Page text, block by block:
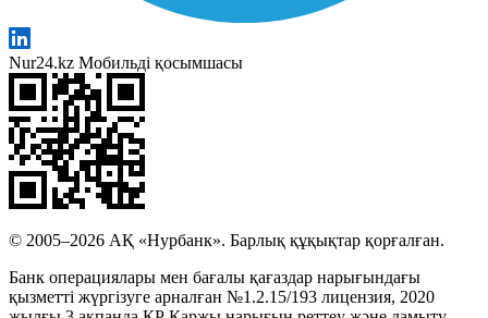
Nur24.kz Мобильді қосымшасы
© 2005–2026 АҚ «Нурбанк». Барлық құқықтар қорғалған.
Банк операциялары мен бағалы қағаздар нарығындағы
қызметті жүргізуге арналған №1.2.15/193 лицензия, 2020